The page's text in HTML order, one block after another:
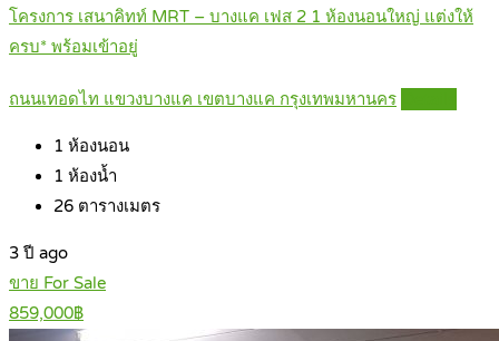
โครงการ เสนาคิทท์ MRT – บางแค เฟส 2 1 ห้องนอนใหญ่ แต่งให้
ครบ* พร้อมเข้าอยู่
ถนนเทอดไท แขวงบางแค เขตบางแค กรุงเทพมหานคร
1 ห้องนอน
1 ห้องน้ำ
26 ตารางเมตร
3 ปี ago
ขาย For Sale
859,000฿